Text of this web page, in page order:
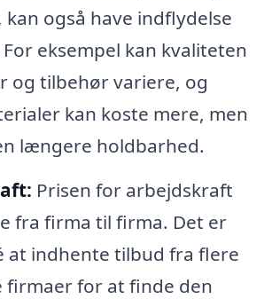
også have indflydelse
eksempel kan kvaliteten
og tilbehør variere, og
kan koste mere, men
længere holdbarhed.
Prisen for arbejdskraft
fra firma til firma. Det er
at indhente tilbud fra flere
firmaer for at finde den